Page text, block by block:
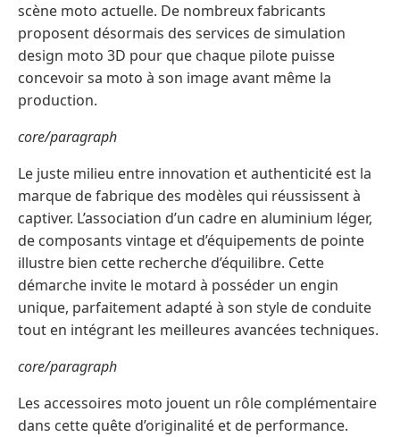
scène moto actuelle. De nombreux fabricants
proposent désormais des services de simulation
design moto 3D pour que chaque pilote puisse
concevoir sa moto à son image avant même la
production.
core/paragraph
Le juste milieu entre innovation et authenticité est la
marque de fabrique des modèles qui réussissent à
captiver. L’association d’un cadre en aluminium léger,
de composants vintage et d’équipements de pointe
illustre bien cette recherche d’équilibre. Cette
démarche invite le motard à posséder un engin
unique, parfaitement adapté à son style de conduite
tout en intégrant les meilleures avancées techniques.
core/paragraph
Les accessoires moto jouent un rôle complémentaire
dans cette quête d’originalité et de performance.